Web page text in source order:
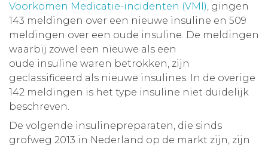
Voorkomen Medicatie-incidenten (VMI), gingen
143 meldingen over een nieuwe insuline en 509
meldingen over een oude insuline. De meldingen
waarbij zowel een nieuwe als een
oude insuline waren betrokken, zijn
geclassificeerd als nieuwe insulines. In de overige
142 meldingen is het type insuline niet duidelijk
beschreven.
De volgende insulinepreparaten, die sinds
grofweg 2013 in Nederland op de markt zijn, zijn